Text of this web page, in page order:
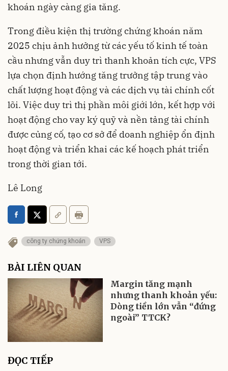
khoán ngày càng gia tăng.
Trong điều kiện thị trường chứng khoán năm
2025 chịu ảnh hưởng từ các yếu tố kinh tế toàn
cầu nhưng vẫn duy trì thanh khoản tích cực, VPS
lựa chọn định hướng tăng trưởng tập trung vào
chất lượng hoạt động và các dịch vụ tài chính cốt
lõi. Việc duy trì thị phần môi giới lớn, kết hợp với
hoạt động cho vay ký quỹ và nền tảng tài chính
được củng cố, tạo cơ sở để doanh nghiệp ổn định
hoạt động và triển khai các kế hoạch phát triển
trong thời gian tới.
Lê Long
công ty chứng khoán VPS
BÀI LIÊN QUAN
Margin tăng mạnh
nhưng thanh khoản yếu:
Dòng tiền lớn vẫn “đứng
ngoài” TTCK?
ĐỌC TIẾP